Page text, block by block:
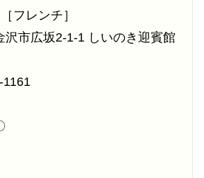
フレンチ］
沢市広坂2-1-1 しいのき迎賓館